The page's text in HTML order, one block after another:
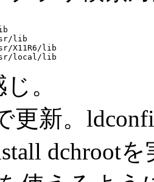
lib
X11R6/lib
。
更新。
dchroot